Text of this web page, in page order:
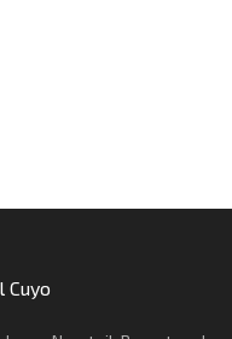
Cuyo